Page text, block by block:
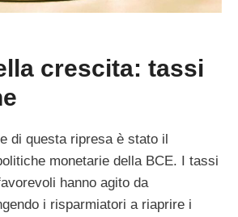
crescita: tassi
di questa ripresa è stato il
monetarie della BCE. I tassi
hanno agito da
i risparmiatori a riaprire i